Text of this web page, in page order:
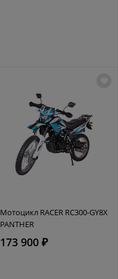
Мотоцикл RACER RC300-GY8Х
PANTHER
173 900 ₽